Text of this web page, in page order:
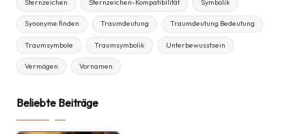
Sternzeichen Sternzeichen-Kompatibilität Symbolik
Synonyme finden Traumdeutung Traumdeutung Bedeutung
Traumsymbole Traumsymbolik Unterbewusstsein
Vermögen Vornamen
Beliebte Beiträge